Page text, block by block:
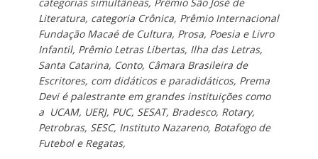
categorias simultâneas, Prêmio São José de
Literatura, categoria Crônica, Prêmio Internacional
Fundação Macaé de Cultura, Prosa, Poesia e Livro
Infantil, Prêmio Letras Libertas, Ilha das Letras,
Santa Catarina, Conto, Câmara Brasileira de
Escritores, com didáticos e paradidáticos, Prema
Devi é palestrante em grandes instituições como
a UCAM, UERJ, PUC, SESAT, Bradesco, Rotary,
Petrobras, SESC, Instituto Nazareno, Botafogo de
Futebol e Regatas,